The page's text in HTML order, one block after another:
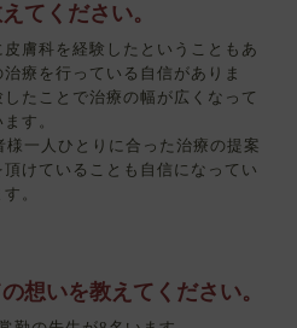
てください。
膚科を経験したということもあ
療を行っている自信がありま
たことで治療の幅が広くなって
す。
一人ひとりに合った治療の提案
けていることも自信になってい
。
想いを教えてください。